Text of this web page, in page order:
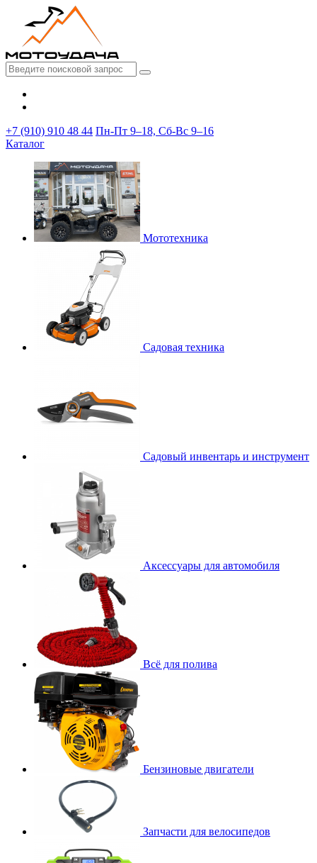
+7 (910) 910 48 44 Пн-Пт 9–18, Сб-Вс 9–16
Каталог
Мототехника
Садовая техника
Садовый инвентарь и инструмент
Аксессуары для автомобиля
Всё для полива
Бензиновые двигатели
Запчасти для велосипедов